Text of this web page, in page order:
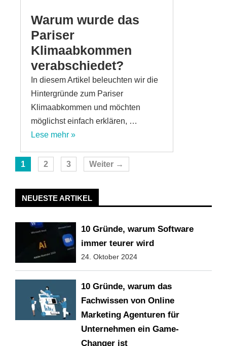
Warum wurde das
Pariser
Klimaabkommen
verabschiedet?
In diesem Artikel beleuchten wir die
Hintergründe zum Pariser
Klimaabkommen und möchten
möglichst einfach erklären, …
Lese mehr »
Seite
1 Seite
2 Seite
3 Weiter →
NEUESTE ARTIKEL
10 Gründe, warum Software
immer teurer wird
24. Oktober 2024
10 Gründe, warum das
Fachwissen von Online
Marketing Agenturen für
Unternehmen ein Game-
Changer ist